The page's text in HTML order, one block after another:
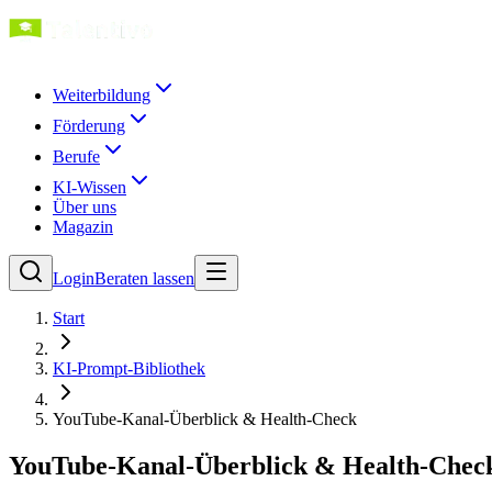
Weiterbildung
Förderung
Berufe
KI-Wissen
Über uns
Magazin
LoginBeraten lassen
Start
KI-Prompt-Bibliothek
YouTube-Kanal-Überblick & Health-Check
YouTube-Kanal-Überblick & Health-